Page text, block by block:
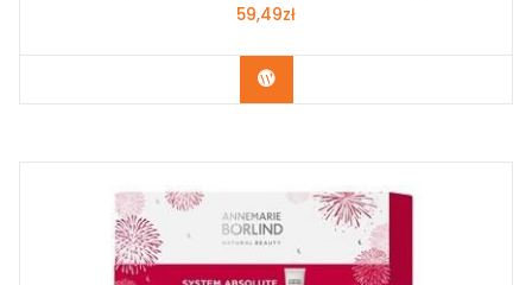
59,49zł
Zobacz